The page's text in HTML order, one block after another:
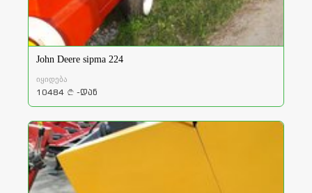
John Deere sipma 224
იყიდება
10484 a -დან